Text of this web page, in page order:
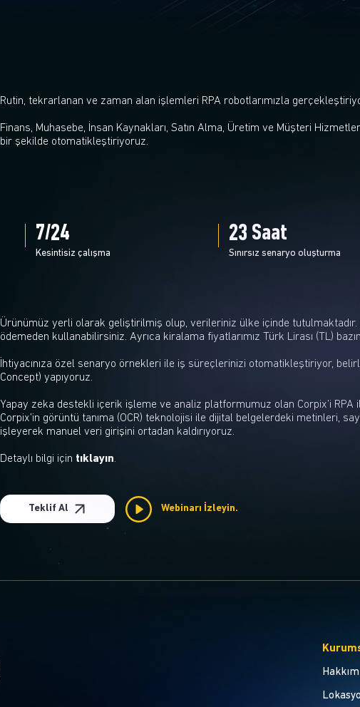
Rutin, tekrarlanan ve zaman alan işlemleri RPA robotlarımızla
Finans, Muhasebe, İnsan Kaynakları, Satın Alma, Üretim ve Müşteri
bir şekilde otomatikleştiriyoruz.
7/24
Kesintisiz çalışma
24 Saat
Sınırsız senaryo oluşturma
Ürünümüz yerli olarak geliştirilmiş olup, verileriniz ülke içinde
ödemeden kullanabilirsiniz. Ayrıca kiralama fiyatlarımız Türk Lirası (TL)
İhtiyacınıza özel senaryo örnekleri ile iş süreçlerinizi otomatikleştiriyor,
Concept) yapıyoruz.
Yapay zeka destekli içerik işleme ve analiz platformumuz olan Corpix’i
Corpix’in görüntü tanıma (OCR) teknolojisi ile dijital belgelerdeki metinleri,
işleyerek manuel veri girişini ortadan kaldırıyoruz.
Detaylı bilgi için tıklayın.
Teklif Al Webinarı İzleyin.